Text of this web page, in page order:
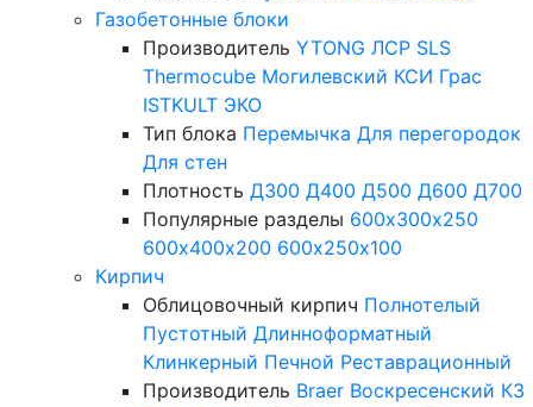
Газобетонные блоки
Производитель YTONG ЛСР SLS
Thermocube Могилевский КСИ Грас
ISTKULT ЭКО
Тип блока Перемычка Для перегородок
Для стен
Плотность Д300 Д400 Д500 Д600 Д700
Популярные разделы 600х300х250
600х400х200 600х250х100
Кирпич
Облицовочный кирпич Полнотелый
Пустотный Длинноформатный
Клинкерный Печной Реставрационный
Производитель Braer Воскресенский КЗ